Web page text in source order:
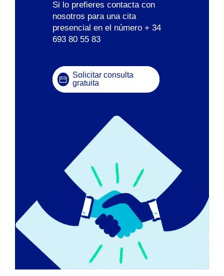
Si lo prefieres contacta con
nosotros para una cita
presencial en el número + 34
693 80 55 83
Solicitar consulta
gratuita